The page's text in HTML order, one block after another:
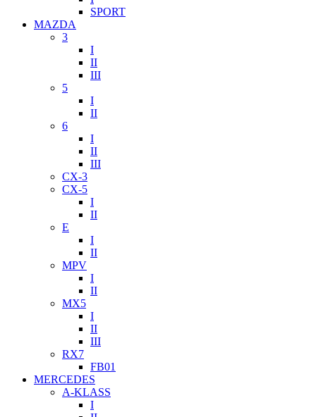
SPORT
MAZDA
3
I
II
III
5
I
II
6
I
II
III
CX-3
CX-5
I
II
E
I
II
MPV
I
II
MX5
I
II
III
RX7
FB01
MERCEDES
A-KLASS
I